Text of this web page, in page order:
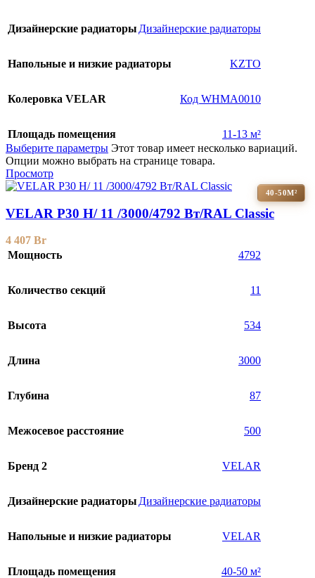
Дизайнерские радиаторы Дизайнерские радиаторы
Напольные и низкие радиаторы KZTO
Колеровка VELAR Код WHMA0010
Площадь помещения
11-13 м²
Выберите параметры Этот товар имеет несколько вариаций.
Опции можно выбрать на странице товара.
Просмотр
40-50М²
VELAR P30 H/ 11 /3000/4792 Вт/RAL Classic
4 407 Br
Мощность
4792
Количество секций 11
Высота 534
Длина 3000
Глубина 87
Межосевое расстояние 500
Бренд 2 VELAR
Дизайнерские радиаторы Дизайнерские радиаторы
Напольные и низкие радиаторы VELAR
Площадь помещения
40-50 м²